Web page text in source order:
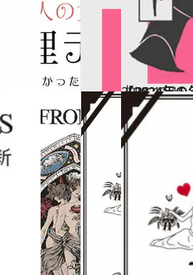
2023.12.16
【2024年の
占い